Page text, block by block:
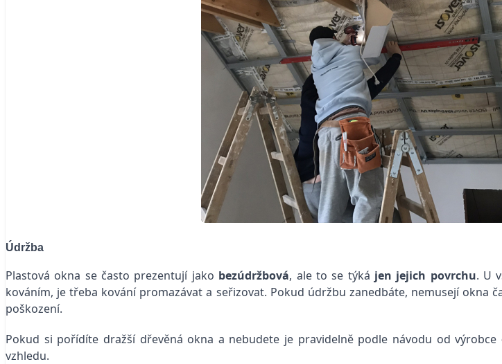
Údržba
Plastová okna se často prezentují jako bezúdržbová, ale to se týká jen jejich povrchu. U
kováním, je třeba kování promazávat a seřizovat. Pokud údržbu zanedbáte, nemusejí okna
poškození.
Pokud si pořídíte dražší dřevěná okna a nebudete je pravidelně podle návodu od výrobce
vzhledu.